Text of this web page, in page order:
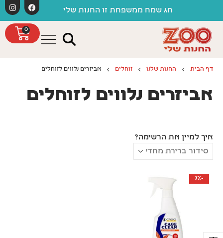
חג שמח ממשפחת זו החנות שלי
0
דף הבית החנות שלנו זוחלים אביזרים נלווים לזוחלים
אביזרים נלווים לזוחלים
איך למיין את הרשימה?
-7%